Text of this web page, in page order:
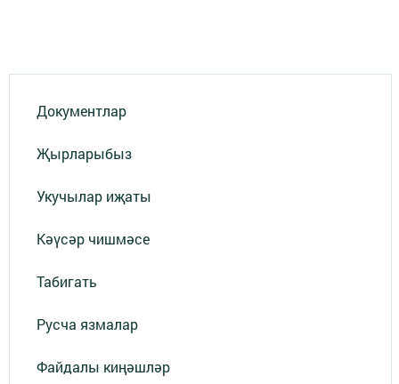
Документлар
Җырларыбыз
Укучылар иҗаты
Кәүсәр чишмәсе
Табигать
Русча язмалар
Файдалы киңәшләр